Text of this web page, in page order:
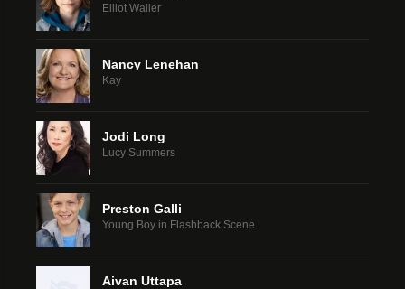
Elliot Waller
Nancy Lenehan
Kay
Jodi Long
Lucy Summers
Preston Galli
Young Boy in Flashback Scene
Aivan Uttapa